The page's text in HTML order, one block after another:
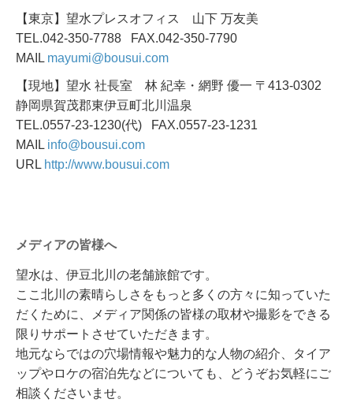
【東京】望水プレスオフィス 山下 万友美
TEL.042-350-7788 FAX.042-350-7790
MAIL mayumi@bousui.com
【現地】望水 社長室 林 紀幸・網野 優一 〒413-0302
静岡県賀茂郡東伊豆町北川温泉
TEL.0557-23-1230(代) FAX.0557-23-1231
MAIL info@bousui.com
URL http://www.bousui.com
メディアの皆様へ
望水は、伊豆北川の老舗旅館です。
ここ北川の素晴らしさをもっと多くの方々に知っていた
だくために、メディア関係の皆様の取材や撮影をできる
限りサポートさせていただきます。
地元ならではの穴場情報や魅力的な人物の紹介、タイア
ップやロケの宿泊先などについても、どうぞお気軽にご
相談くださいませ。